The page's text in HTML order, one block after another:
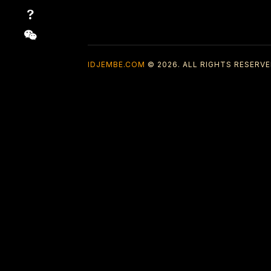
IDJEMBE.COM © 2026. ALL RIGHTS